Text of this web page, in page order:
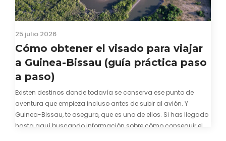
25 julio 2026
Cómo obtener el visado para viajar
a Guinea-Bissau (guía práctica paso
a paso)
Existen destinos donde todavía se conserva ese punto de
aventura que empieza incluso antes de subir al avión. Y
Guinea-Bissau, te aseguro, que es uno de ellos. Si has llegado
hasta aquí buscando información sobre cómo conseguir el